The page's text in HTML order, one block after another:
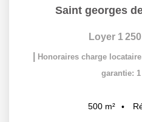
Saint georges
Loyer 1
Honoraires charge
garantie: 1
500 m²